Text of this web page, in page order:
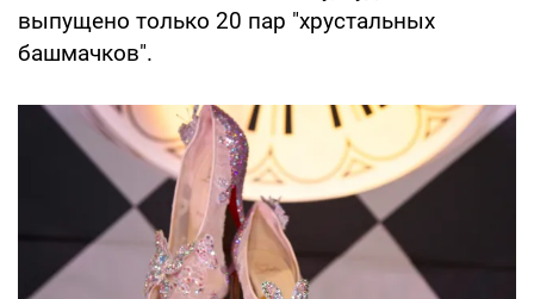
выпущено только 20 пар "хрустальных
башмачков".